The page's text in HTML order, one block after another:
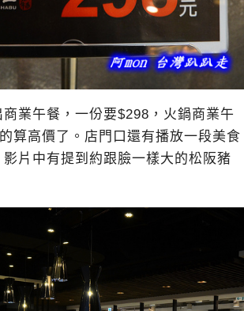
業午餐，一份要$298，火鍋商業午
算高價了。店門口還有播放一段美食
片中有提到約跟臉一樣大的松阪豬